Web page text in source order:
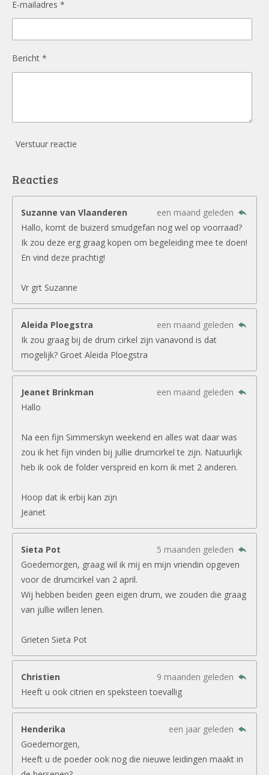
E-mailadres *
Bericht *
Verstuur reactie
Reacties
Suzanne van Vlaanderen
een maand geleden
Hallo, komt de buizerd smudgefan nog wel op voorraad?
Ik zou deze erg graag kopen om begeleiding mee te doen!
En vind deze prachtig!
Vr grt Suzanne
Aleida Ploegstra
een maand geleden
Ik zou graag bij de drum cirkel zijn vanavond is dat
mogelijk? Groet Aleida Ploegstra
Jeanet Brinkman
een maand geleden
Hallo
Na een fijn Simmerskyn weekend en alles wat daar was
zou ik het fijn vinden bij jullie drumcirkel te zijn. Natuurlijk
heb ik ook de folder verspreid en kom ik met 2 anderen.
Hoop dat ik erbij kan zijn
Jeanet
Sieta Pot
5 maanden geleden
Goedemorgen, graag wil ik mij en mijn vriendin opgeven
voor de drumcirkel van 2 april.
Wij hebben beiden geen eigen drum, we zouden die graag
van jullie willen lenen.
Grieten Sieta Pot
Christien
9 maanden geleden
Heeft u ook citrien en speksteen toevallig
Henderika
een jaar geleden
Goedemorgen,
Heeft u de poeder ook nog die nieuwe leidingen maakt in